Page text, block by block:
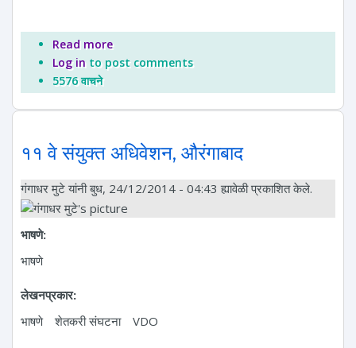
Read moreabout मा. शरद जोशी यांना एबीपी माझा जीवनगौरव पुरस्कार
Log in to post comments
5576 वाचने
११ वे संयुक्त अधिवेशन, औरंगाबाद
गंगाधर मुटेयांनी बुध, 24/12/2014 - 04:43 ह्यावेळी प्रकाशित केले.
भाषणे:
भाषणे
लेखनप्रकार:
भाषणे
शेतकरी संघटना VDO